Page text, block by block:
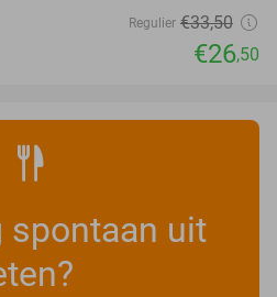
Regulier €33,50
€26,50
spontaan uit